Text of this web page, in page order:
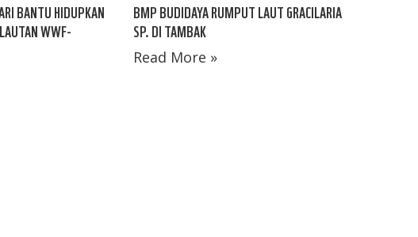
BANTU HIDUPKAN
WWF-
BMP BUDIDAYA RUMPUT LAUT GRACILARIA
SP. DI TAMBAK
Read More »